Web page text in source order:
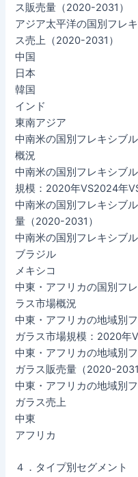
ス販売量（2020-2031）
アジア太平洋の国別フレ
ス売上（2020-2031）
中国
日本
韓国
インド
東南アジア
中南米の国別フレキシブ
概況
中南米の国別フレキシブ
規模：2020年VS2024年
中南米の国別フレキシブ
量（2020-2031）
中南米の国別フレキシブ
ブラジル
メキシコ
中東・アフリカの国別フ
ラス市場概況
中東・アフリカの地域別
ガラス市場規模：2020年
中東・アフリカの地域別
ガラス販売量（2020-2031
中東・アフリカの地域別
ガラス売上
中東
アフリカ
４．タイプ別セグメント